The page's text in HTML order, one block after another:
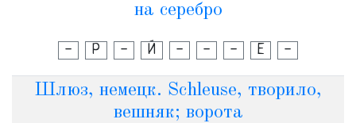
на серебро
- Р - Й - - - Е -
Шлюз, немецк. Schleuse, творило,
вешняк; ворота